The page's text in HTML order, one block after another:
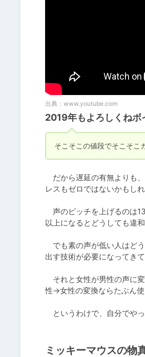
出典： www.youtube.com
2019年もよろしくねボ
そこそこの値段でそこそこ
だから遅延の有無よりも
レスもゼロではないかもし
声のピッチを上げるのは
以上になるとどうしても違
でも素の声が低い人はど
出す技術が必要になってき
それと女性が男性の声に
性→女性の変換ならたぶん使
というわけで、自分でや
ミッキーマウスの物